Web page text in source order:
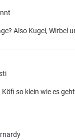
Also Kugel, Wirbel
so klein wie es